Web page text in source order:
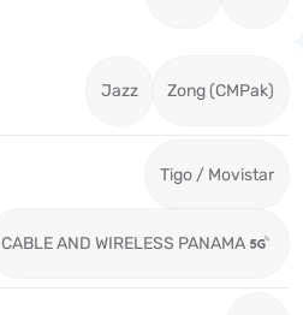
Jazz Zong (CMPak)
Tigo / Movistar
CABLE AND WIRELESS PANAMA